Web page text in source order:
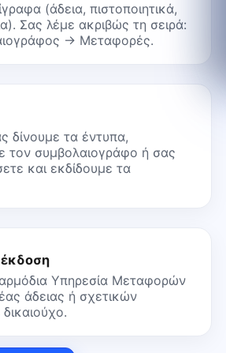
(άδεια, πιστοποιητικά,
Σας λέμε ακριβώς τη σειρά:
→ Μεταφορές.
δίνουμε τα έντυπα,
τον συμβολαιογράφο ή σας
και εκδίδουμε τα
Υπηρεσία Μεταφορών
άδειας ή σχετικών